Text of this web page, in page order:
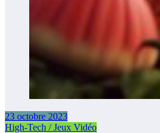
23 octobre 2023
High-Tech / Jeux Vidéo